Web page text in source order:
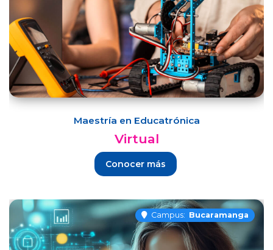
Maestría en Educatrónica
Virtual
Conocer más
Campus: Bucaramanga